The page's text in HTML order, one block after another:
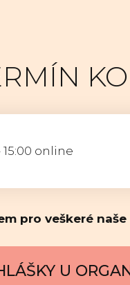
15:00 online
pro veškeré
U